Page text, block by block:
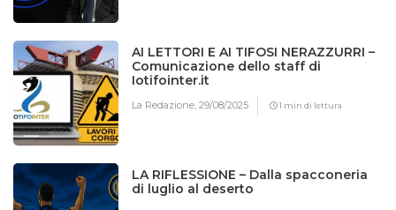
AI LETTORI E AI TIFOSI NERAZZURRI –
Comunicazione dello staff di
Iotifointer.it
La Redazione,29/08/2025 1 min di lettura
LA RIFLESSIONE – Dalla spacconeria
di luglio al deserto